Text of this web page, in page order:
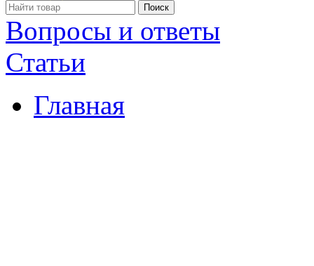
Вопросы и ответы
Статьи
Главная